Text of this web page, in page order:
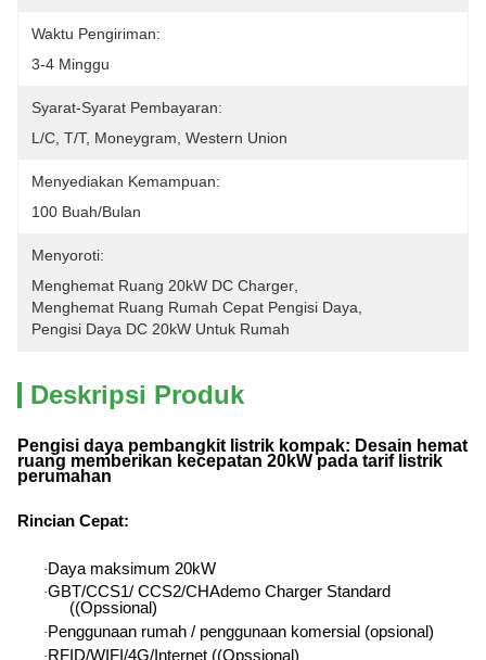
Waktu Pengiriman:
3-4 Minggu
Syarat-Syarat Pembayaran:
L/C, T/T, Moneygram, Western Union
Menyediakan Kemampuan:
100 Buah/bulan
Menyoroti:
Menghemat Ruang 20kW DC Charger
Menghemat Ruang Rumah Cepat Pengisi Daya
Pengisi Daya DC 20kW Untuk Rumah
Deskripsi Produk
Pengisi daya pembangkit listrik kompak: Desain hemat
ruang memberikan kecepatan 20kW pada tarif listrik
perumahan
Rincian Cepat:
· Daya maksimum 20kW
·GBT/CCS1/ CCS2/CHAdemo Charger Standard
((Opssional)
· Penggunaan rumah / penggunaan komersial (opsional)
·RFID/WIFI/4G/Internet ((Opssional)